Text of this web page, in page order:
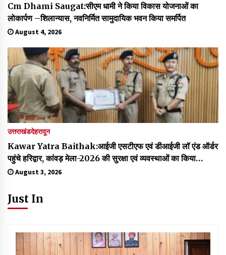
Cm Dhami Saugat:सीएम धामी ने किया विकास योजनाओं का
लोकार्पण –शिलान्यास, नवनिर्मित सामुदायिक भवन किया समर्पित
August 4, 2026
उत्तराखंडदेहरादून
Kawar Yatra Baithak:आईजी एसटीएफ एवं डीआईजी लॉ एंड ऑर्डर
पहुंचे हरिद्वार, कांवड़ मेला-2026 की सुरक्षा एवं व्यवस्थाओं का किया
स्थलीय निरीक्षण
August 3, 2026
Just In